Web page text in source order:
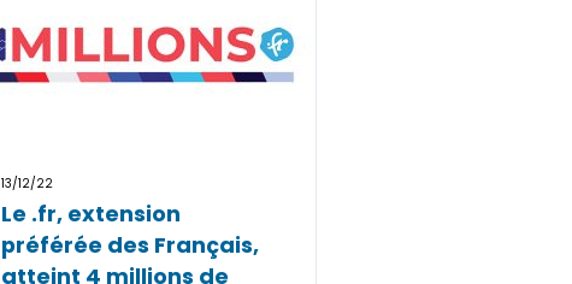
13/12/22
Le .fr, extension
préférée des Français,
atteint 4 millions de